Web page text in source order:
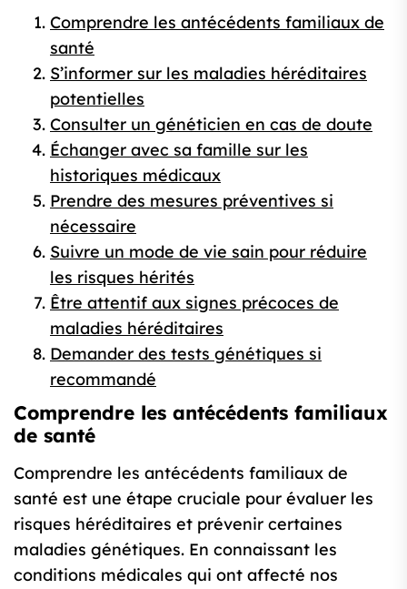
Comprendre les antécédents familiaux de
santé
S’informer sur les maladies héréditaires
potentielles
Consulter un généticien en cas de doute
Échanger avec sa famille sur les
historiques médicaux
Prendre des mesures préventives si
nécessaire
Suivre un mode de vie sain pour réduire
les risques hérités
Être attentif aux signes précoces de
maladies héréditaires
Demander des tests génétiques si
recommandé
Comprendre les antécédents familiaux
de santé
Comprendre les antécédents familiaux de
santé est une étape cruciale pour évaluer les
risques héréditaires et prévenir certaines
maladies génétiques. En connaissant les
conditions médicales qui ont affecté nos